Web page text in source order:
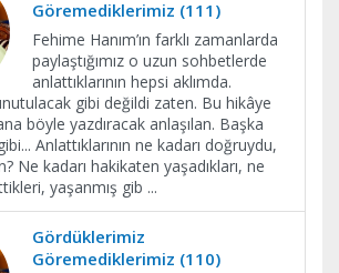
Göremediklerimiz (111)
Fehime Hanım’ın farklı zamanlarda
paylaştığımız o uzun sohbetlerde
anlattıklarının hepsi aklımda.
gibi değildi zaten. Bu hikâye
böyle yazdıracak anlaşılan. Başka
Anlattıklarının ne kadarı doğruydu,
Ne kadarı hakikaten yaşadıkları, ne
yaşanmış gib ...
Gördüklerimiz
Göremediklerimiz (110)